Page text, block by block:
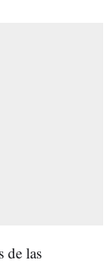
de las